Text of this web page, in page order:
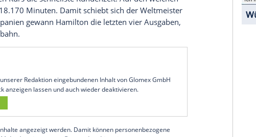
Frontflügel in den ersten zwei Trainingsstunden
am Freitagnachmittag nur an neunter Stelle.
auf. Die Mittelfeldteams
nicht abschütteln. Alpha Tauri fand zurück zu der
flog nach einem ansprechenden ersten
auch dieMcLaren.
. itemprop="name" />LewisHamilton./span> drehte am